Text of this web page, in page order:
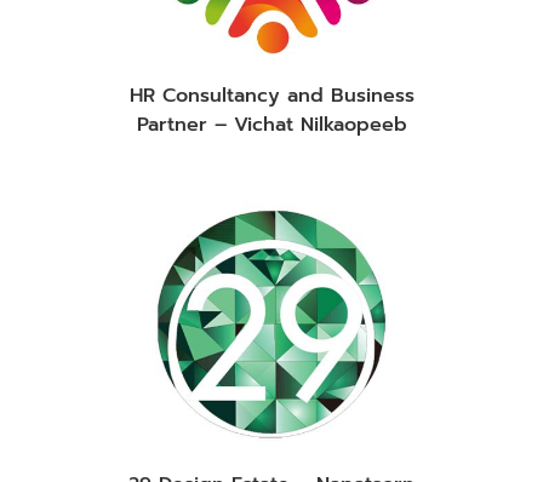
HR Consultancy and Business
Partner – Vichat Nilkaopeeb